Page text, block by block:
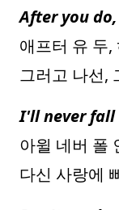
After you
애프터 유 두,
그러고 나선,
I'll never fall
아윌 네버 폴
다신 사랑에